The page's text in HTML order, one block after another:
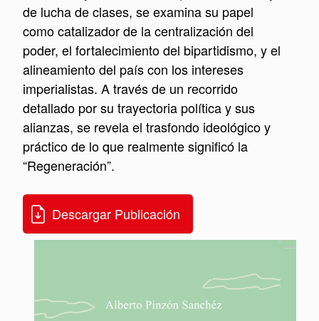
de lucha de clases, se examina su papel
como catalizador de la centralización del
poder, el fortalecimiento del bipartidismo, y el
alineamiento del país con los intereses
imperialistas. A través de un recorrido
detallado por su trayectoria política y sus
alianzas, se revela el trasfondo ideológico y
práctico de lo que realmente significó la
“Regeneración”.
Descargar Publicación